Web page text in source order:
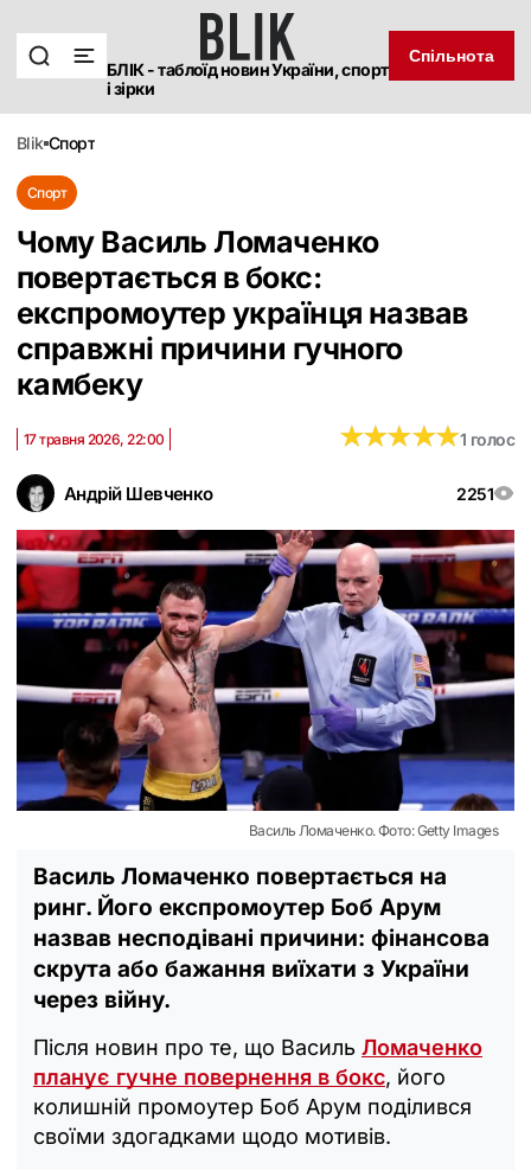
БЛІК - таблоїд новин України, спорт
і зірки
Спільнота
blik спорт
Спорт
Чому Василь Ломаченко
повертається в бокс:
експромоутер українця назвав
справжні причини гучного
камбеку
Андрій Шевченко 2251
17 травня 2026, 22:00 ★★★★★
★★★★★1 голос
Василь Ломаченко. Фото: Getty Images
Василь Ломаченко повертається на
ринг. Його експромоутер Боб Арум
назвав несподівані причини: фінансова
скрута або бажання виїхати з України
через війну.
Після новин про те, що Василь Ломаченко
планує гучне повернення в бокс, його
колишній промоутер Боб Арум поділився
своїми здогадками щодо мотивів.